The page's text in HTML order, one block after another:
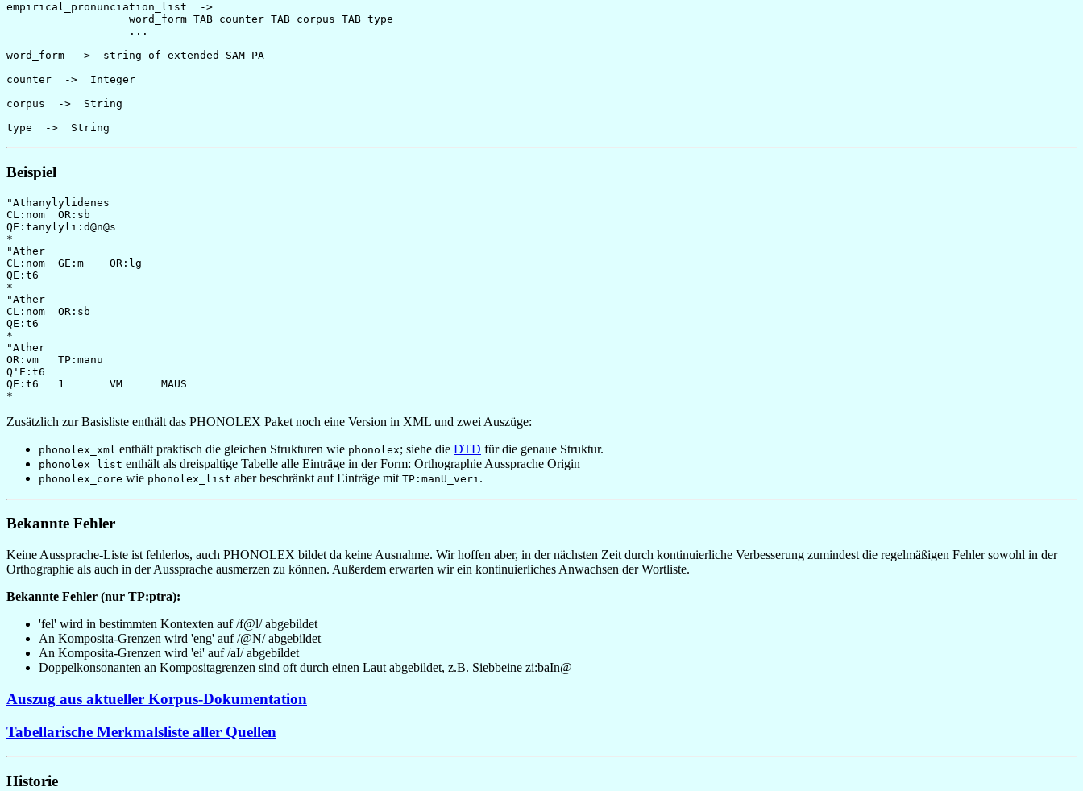
empirical_pronunciation_list  ->
                   word_form TAB counter TAB corpus TAB type
                   ...
word_form  ->  string of extended SAM-PA
counter  ->  Integer
corpus  ->  String
Beispiel
"Athanylylidenes
CL:nom  OR:sb
QE:tanylyli:d@n@s
*
"Ather
CL:nom  GE:m    OR:lg
QE:t6
*
"Ather
CL:nom  OR:sb
QE:t6
*
"Ather
OR:vm   TP:manu
Q'E:t6
QE:t6   1       VM      MAUS
Zusätzlich zur Basisliste enthält das PHONOLEX Paket noch eine Version in XML und zwei Auszüge:
phonolex_xml enthält praktisch die gleichen Strukturen wie phonolex; siehe die DTD für die genaue Struktur.
phonolex_list enthält als dreispaltige Tabelle alle Einträge in der Form: Orthographie Aussprache Origin
phonolex_core wie phonolex_list aber beschränkt auf Einträge mit TP:manU_veri .
Bekannte Fehler
Keine Aussprache-Liste ist fehlerlos, auch PHONOLEX bildet da keine Ausnahme. Wir hoffen aber, in der nächsten Zeit durch kontinuierliche Verbesserung zumindest die regelmäßigen Fehler sowohl in der
Orthographie als auch in der Aussprache ausmerzen zu können. Außerdem erwarten wir ein kontinuierliches Anwachsen der Wortliste.
Bekannte Fehler (nur TP:ptra):
'fel' wird in bestimmten Kontexten auf /f@l/ abgebildet
An Komposita-Grenzen wird 'eng' auf /@N/ abgebildet
An Komposita-Grenzen wird 'ei' auf /aI/ abgebildet
Doppelkonsonanten an Kompositagrenzen sind oft durch einen Laut abgebildet, z.B. Siebbeine zi:baIn@
Auszug aus aktueller Korpus-Dokumentation
Tabellarische Merkmalsliste aller Quellen
Historie